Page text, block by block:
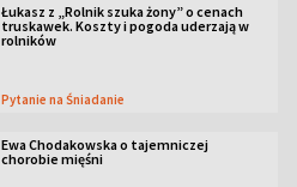
Łukasz z „Rolnik szuka żony” o cenach
truskawek. Koszty i pogoda uderzają w
rolników
Pytanie na Śniadanie
Ewa Chodakowska o tajemniczej
chorobie mięśni